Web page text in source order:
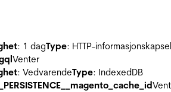
: 1 dagType: HTTP-informasjonskapsel
Venter
: VedvarendeType: IndexedDB